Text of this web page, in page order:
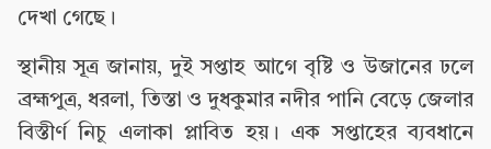
দেখা গেছে।
স্থানীয় সূত্র জানায়, দুই সপ্তাহ আগে বৃষ্টি ও উজানের ঢলে
ব্রহ্মপুত্র, ধরলা, তিস্তা ও দুধকুমার নদীর পানি বেড়ে জেলার
বিস্তীর্ণ নিচু এলাকা প্লাবিত হয়। এক সপ্তাহের ব্যবধানে